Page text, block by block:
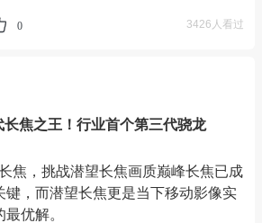
0 3426人看过
焦之王！行业首个第三代骁龙
焦，挑战潜望长焦画质巅峰长焦已成
键，而潜望长焦更是当下移动影像实
优解。